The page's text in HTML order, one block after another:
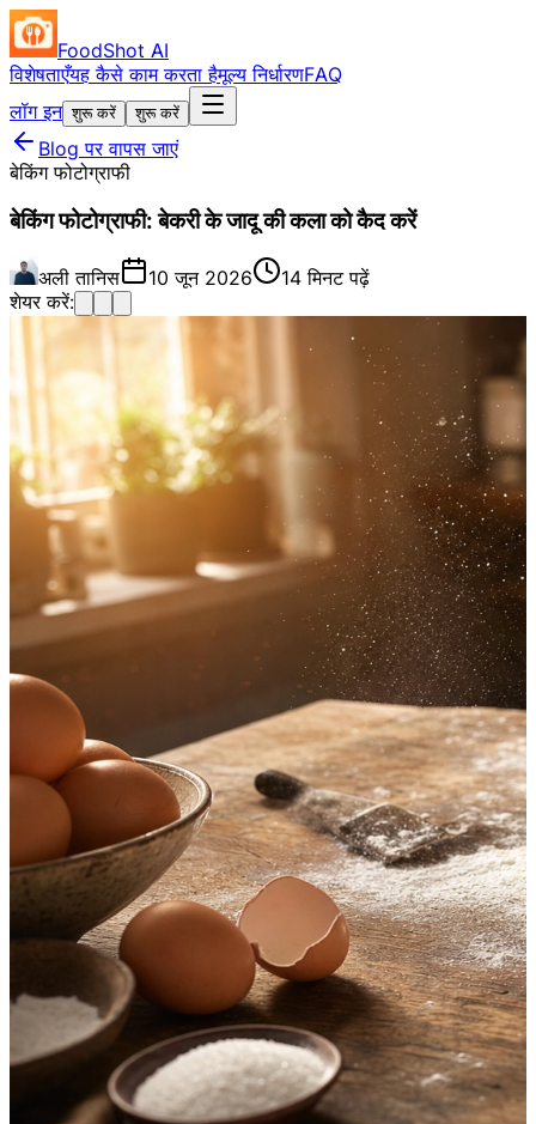
FoodShot AI
विशेषताएँयह कैसे काम करता हैमूल्य निर्धारणFAQ
लॉग इन शुरू करें शुरू करें
Blog पर वापस जाएं
बेकिंग फोटोग्राफी
बेकिंग फोटोग्राफी: बेकरी के जादू की कला को कैद करें
अली तानिस 10 जून 2026
14 मिनट पढ़ें
शेयर करें: